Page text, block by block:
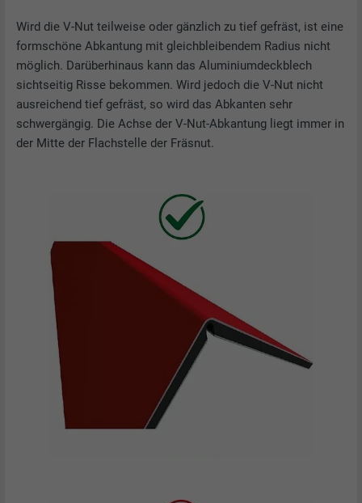
Wird die V-Nut teilweise oder gänzlich zu tief gefräst, ist eine
formschöne Abkantung mit gleichbleibendem Radius nicht
möglich. Darüberhinaus kann das Aluminiumdeckblech
sichtseitig Risse bekommen. Wird jedoch die V-Nut nicht
ausreichend tief gefräst, so wird das Abkanten sehr
schwergängig. Die Achse der V-Nut-Abkantung liegt immer in
der Mitte der Flachstelle der Fräsnut.